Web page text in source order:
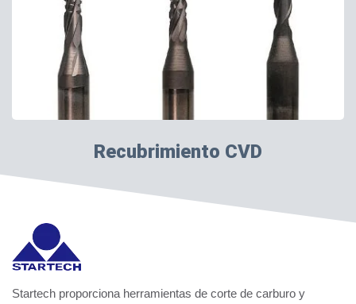
Recubrimiento CVD
Startech proporciona herramientas de corte de carburo y